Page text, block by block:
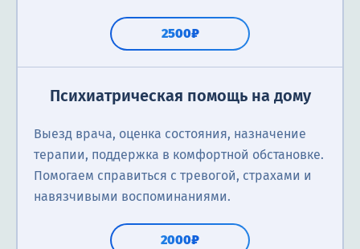
2500₽
Психиатрическая помощь на дому
Выезд врача, оценка состояния, назначение
терапии, поддержка в комфортной обстановке.
Помогаем справиться с тревогой, страхами и
навязчивыми воспоминаниями.
2000₽